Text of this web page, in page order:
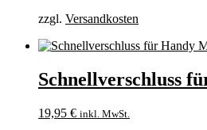
zzgl. Versandkosten
Schnellverschluss
19,95 € inkl. MwSt.